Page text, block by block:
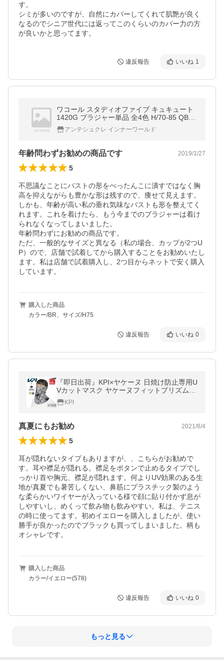
す。
シミが多いのですが、自然にカバーしてくれて肌艶が良く
なるのでシニア世代には返ってこのくらいのカバー力の方
が良いかと思ってます。
違反報告 いいね 1
ワコール スタディオファイブ キュキュート
1420G ブラジャー単品 全4色 H/70-85 QB14
20 (n)(n02)(p)(wabu)(86w)()
アンテシュクレ インナーワールド
年齢問わずお勧めの商品です 2019/1/27
5
不思議なことにバストの形をぺったんこに潰すではなく胸
高を抑えながらも豊かな形は残すので、痩せて見えます。
しかも、年齢が高い私の垂れ気味なバストも形を整えてく
れます。これを着けたら、もう今までのブラジャーは着け
られなくなってしまいました。
年齢問わずにお勧めの商品です。
ただ、一般的なサイズと異なる（私の場合、カップが2つU
P）ので、店舗で試着してから購入することをお勧めいたし
ます。私は店舗で試着購入し、2つ目からネットで安く購入
しています。
購入した商品
カラー/BR、サイズ/H75
違反報告 いいね 0
『即日出荷』KPI×ヤケーヌ 日焼け防止専用U
Vカットマスク ヤケーヌフィットプリズム耳
カバー付き OWNKPI-FITPM
KPI
真夏にもお勧め 2021/8/4
5
耳が隠れないタイプもありますが、、こちらがお勧めで
す。耳や襟足が隠れる。襟足をボタンで止めるタイプでし
っかり首や胸元、襟足が隠れます。何よりUV効果のある生
地が真夏でも暑苦しくない、鼻筋にプラスチック製のよう
な柔らかいワイヤーが入っている様で顔に貼り付かず息が
しやすいし、めくって飲み物も飲みやすい。私は、テニス
の時に使ってます。初めイエローを購入しましたが、使い
勝手が良かったのでブラックも買ってしまいました。柄も
オシャレです。
購入した商品
カラー/イエロー(578)
違反報告 いいね 0
もっと見る